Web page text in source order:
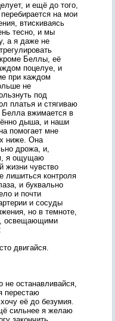
и ещё до того,
на мои
втискиваясь
тесно, и мы
а я даже не
Беллы, её
поцелуе, и
при каждом
не
под
платья и стягиваю
Белла вжимается в
дыша, и наши
помогает мне
ниже. Она
дрожа, и,
я ощущаю
жизни чувство
лишиться контроля
и буквально
и почти
и сосуды
но в темноте,
освещающими
двигайся.
не останавливайся,
перестаю
её до безумия.
сильнее я желаю